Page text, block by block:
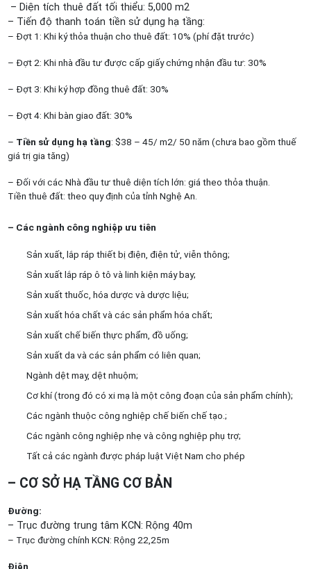
– Diện tích thuê đất tối thiểu: 5,000 m2
– Tiến độ thanh toán tiền sử dụng hạ tầng:
– Đợt 1: Khi ký thỏa thuận cho thuê đất: 10% (phí đặt trước)
– Đợt 2: Khi nhà đầu tư được cấp giấy chứng nhận đầu tư: 30%
– Đợt 3: Khi ký hợp đồng thuê đất: 30%
– Đợt 4: Khi bàn giao đất: 30%
– Tiền sử dụng hạ tầng: $38 – 45/ m2/ 50 năm (chưa bao gồm thuế
giá trị gia tăng)
– Đối với các Nhà đầu tư thuê diện tích lớn: giá theo thỏa thuận.
Tiền thuê đất: theo quy định của tỉnh Nghệ An.
– Các ngành công nghiệp ưu tiên
Sản xuất, lắp ráp thiết bị điện, điện tử, viễn thông;
Sản xuất lắp ráp ô tô và linh kiện máy bay;
Sản xuất thuốc, hóa dược và dược liệu;
Sản xuất hóa chất và các sản phẩm hóa chất;
Sản xuất chế biến thực phẩm, đồ uống;
Sản xuất da và các sản phẩm có liên quan;
Ngành dệt may, dệt nhuộm;
Cơ khí (trong đó có xi mạ là một công đoạn của sản phẩm chính);
Các ngành thuộc công nghiệp chế biến chế tạo.;
Các ngành công nghiệp nhẹ và công nghiệp phụ trợ;
Tất cả các ngành được pháp luật Việt Nam cho phép
– CƠ SỞ HẠ TẦNG CƠ BẢN
Đường:
– Trục đường trung tâm KCN: Rộng 40m
– Trục đường chính KCN: Rộng 22,25m
Điện